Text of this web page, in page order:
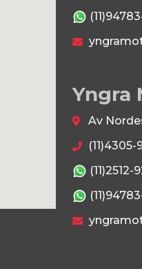
Yngra
Av
(11)4305-
(11)2512-